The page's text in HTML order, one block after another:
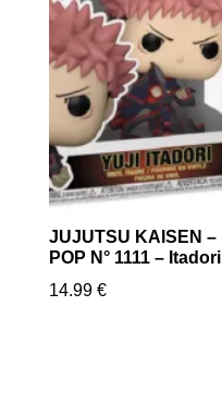
JUJUTSU KAISEN –
POP N° 1111 – Itadori
14.99 €